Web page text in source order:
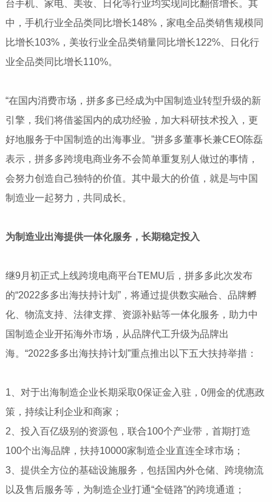
台手机、家电、美妆、日化等行业均实现同比翻倍增长。其
中，手机行业全品类同比增长148%，家电全品类销售规模同
比增长103%，美妆行业全品类销量同比增长122%、日化行
业全品类同比增长110%。
“在国内消费市场，拼多多已经成为中国制造业转型升级的新
引擎，我们将借鉴国内的成功经验，加大科研技术投入，更
好地服务于中国制造的出海事业。”拼多多董事长兼CEO陈磊
表示，拼多多跨境电商业务不会简单重复别人做过的事情，
会努力创造自己独特的价值。其中最大的价值，就是与中国
制造业一起努力，共同成长。
为制造业出海提供一体化服务，长期稳定投入
继9月初正式上线跨境电商平台TEMU后，拼多多此次发布
的“2022多多出海扶持计划”，将通过提供数实融合、品牌孵
化、物流支持、法律支撑、资源补贴等一体化服务，助力中
国制造企业开拓海外市场，从品牌代工升级为品牌出
海。“2022多多出海扶持计划”重点推出以下五大扶持举措：
1、对于出海制造企业长期采取0保证金入驻，0佣金的优惠政
策，持续让利企业和商家；
2、投入百亿级别的资源包，联合100个产业带，首期打造
100个出海品牌，扶持10000家制造企业直连全球市场；
3、提供全方位的基础设施服务，包括国内外仓储、跨境物流
以及售后服务等，为制造企业打通“全链路”的跨境通道；